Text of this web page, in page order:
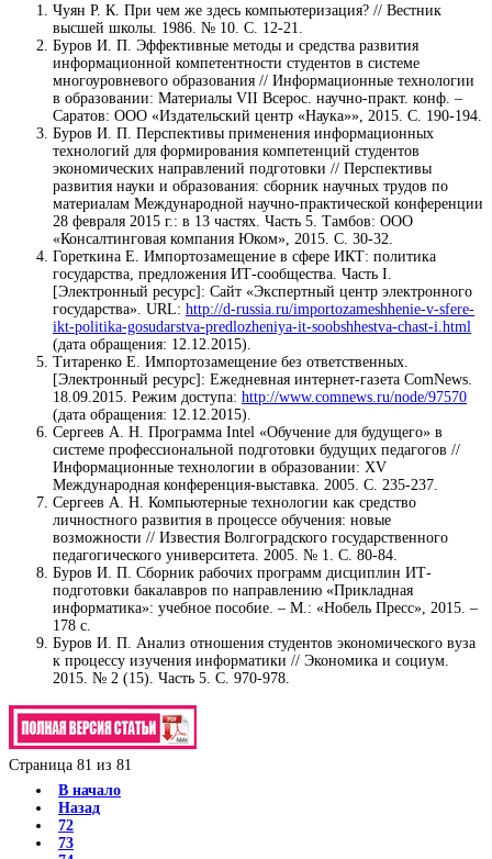
Чуян Р. К. При чем же здесь компьютеризация? // Вестник
высшей школы. 1986. № 10. С. 12-21.
Буров И. П. Эффективные методы и средства развития
информационной компетентности студентов в системе
многоуровневого образования // Информационные технологии
в образовании: Материалы VII Всерос. научно-практ. конф. –
Саратов: ООО «Издательский центр «Наука»», 2015. С. 190-194.
Буров И. П. Перспективы применения информационных
технологий для формирования компетенций студентов
экономических направлений подготовки // Перспективы
развития науки и образования: сборник научных трудов по
материалам Международной научно-практической конференции
28 февраля 2015 г.: в 13 частях. Часть 5. Тамбов: ООО
«Консалтинговая компания Юком», 2015. С. 30-32.
Гореткина Е. Импортозамещение в сфере ИКТ: политика
государства, предложения ИТ-сообщества. Часть I.
[Электронный ресурс]: Сайт «Экспертный центр электронного
государства». URL: http://d-russia.ru/importozameshhenie-v-sfere-
ikt-politika-gosudarstva-predlozheniya-it-soobshhestva-chast-i.html
(дата обращения: 12.12.2015).
Титаренко Е. Импортозамещение без ответственных.
[Электронный ресурс]: Ежедневная интернет-газета ComNews.
18.09.2015. Режим доступа: http://www.comnews.ru/node/97570
(дата обращения: 12.12.2015).
Сергеев А. Н. Программа Intel «Обучение для будущего» в
системе профессиональной подготовки будущих педагогов //
Информационные технологии в образовании: XV
Международная конференция-выставка. 2005. С. 235-237.
Сергеев А. Н. Компьютерные технологии как средство
личностного развития в процессе обучения: новые
возможности // Известия Волгоградского государственного
педагогического университета. 2005. № 1. С. 80-84.
Буров И. П. Сборник рабочих программ дисциплин ИТ-
подготовки бакалавров по направлению «Прикладная
информатика»: учебное пособие. – М.: «Нобель Пресс», 2015. –
178 с.
Буров И. П. Анализ отношения студентов экономического вуза
к процессу изучения информатики // Экономика и социум.
2015. № 2 (15). Часть 5. С. 970-978.
Страница 81 из 81
В начало
Назад
72
73